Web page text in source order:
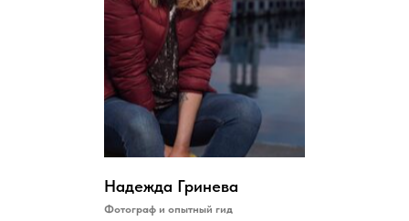
Надежда Гринева
Фотограф и опытный гид